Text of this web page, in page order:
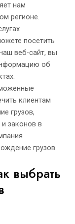
нам
регионе.
посетить
веб-сайт, вы
об
клиентам
грузов,
законов в
грузов
выбрать